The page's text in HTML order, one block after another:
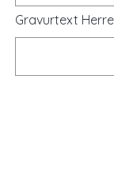
Gravurtext